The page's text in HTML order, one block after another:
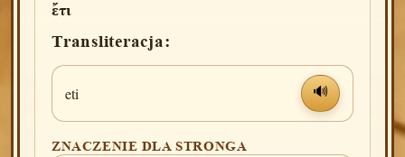
ἔτι
Transliteracja:
eti 🔊
ZNACZENIE DLA STRONGA